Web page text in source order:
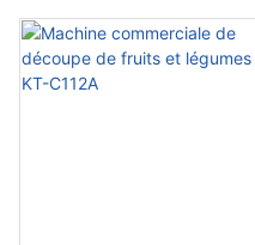
l'élimination des racines et
des tiges KW-QG500